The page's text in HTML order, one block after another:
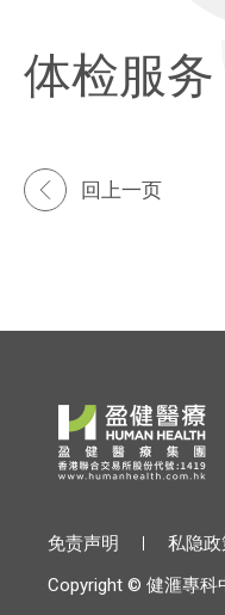
体检服务
回上一页
免责声明
私隐政
Copyright © 健滙專科